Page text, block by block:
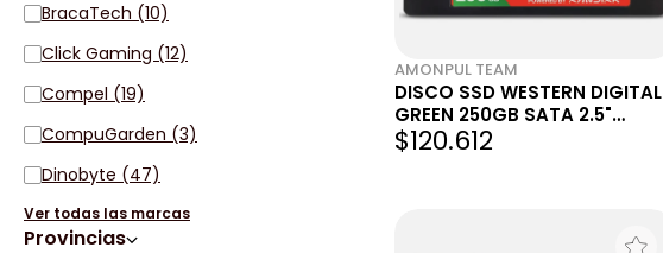
BracaTech (10)
Click Gaming (12)
Compel (19)
CompuGarden (3)
Dinobyte (47)
Ver todas las marcas
Provincias
AMONPUL TEAM
DISCO SSD WESTERN DIGITAL
GREEN 250GB SATA 2.5"
545MB/S WD 256GB 240GB
$120.612